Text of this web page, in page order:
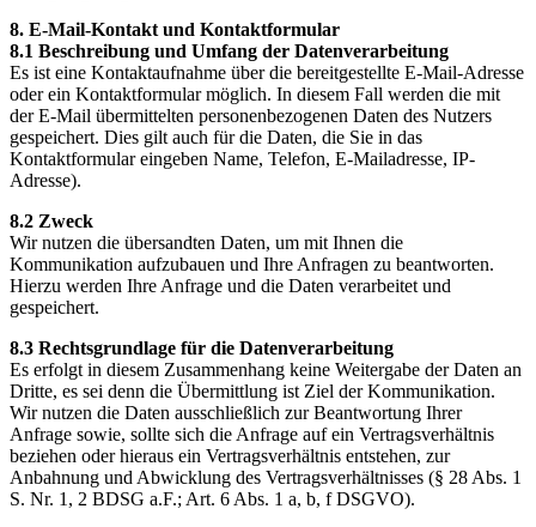
8. E-Mail-Kontakt und Kontaktformular
8.1 Beschreibung und Umfang der Datenverarbeitung
Es ist eine Kontaktaufnahme über die bereitgestellte E-Mail-Adresse
oder ein Kontaktformular möglich. In diesem Fall werden die mit
der E-Mail übermittelten personenbezogenen Daten des Nutzers
gespeichert. Dies gilt auch für die Daten, die Sie in das
Kontaktformular eingeben Name, Telefon, E-Mailadresse, IP-
Adresse).
8.2 Zweck
Wir nutzen die übersandten Daten, um mit Ihnen die
Kommunikation aufzubauen und Ihre Anfragen zu beantworten.
Hierzu werden Ihre Anfrage und die Daten verarbeitet und
gespeichert.
8.3 Rechtsgrundlage für die Datenverarbeitung
Es erfolgt in diesem Zusammenhang keine Weitergabe der Daten an
Dritte, es sei denn die Übermittlung ist Ziel der Kommunikation.
Wir nutzen die Daten ausschließlich zur Beantwortung Ihrer
Anfrage sowie, sollte sich die Anfrage auf ein Vertragsverhältnis
beziehen oder hieraus ein Vertragsverhältnis entstehen, zur
Anbahnung und Abwicklung des Vertragsverhältnisses (§ 28 Abs. 1
S. Nr. 1, 2 BDSG a.F.; Art. 6 Abs. 1 a, b, f DSGVO).